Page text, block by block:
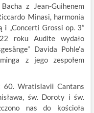
z Jean-Guihenem
Minasi, harmonia
i „Concerti Grossi op. 3”
roku Audite wydało
Davida Pohle’a
z jego zespołem
Wratislavii Cantans
św. Doroty i św.
nas do kościoła